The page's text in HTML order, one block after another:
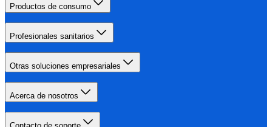
Productos de consumo
Profesionales sanitarios
Otras soluciones empresariales
Acerca de nosotros